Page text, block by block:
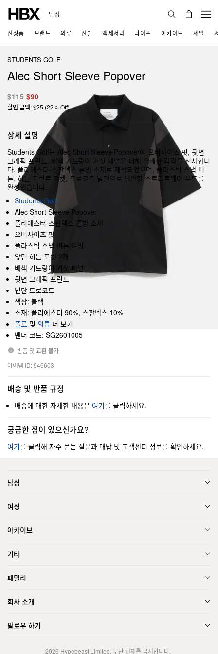
남성
신상품 브랜드 의류 신발 액세서리 라이프 아카이브 세일
STUDENTS GOLF
Alec Short Sleeve Popover
$115 $90
할인 금액: $25 (22% Off)
상세 설명
Students Golf는 Alec Short Sleeve Popover에 오버사이즈 핏, 뒷면
그래픽 프린트, 배색 겨드랑이 거싯 패널을 더해 유쾌한 감각을 선사합니
다. 폴리에스터-스판덱스 혼방 소재로 제작되었으며, 플라스틱 스냅 버
튼, 히든 프런트 포켓, 드로코드 밑단으로 편안한 스트리트웨어 무드를
완성했습니다.
Students Golf
Alec Short Sleeve Popover
폴리에스터-스판덱스 혼방 소재
오버사이즈 핏
플라스틱 스냅 버튼 여밈
앞면 히든 포켓 2개
배색 겨드랑이 거싯 패널
뒷면 그래픽 프린트
밑단 드로코드
색상: 블랙
소재: 폴리에스터 90%, 스판덱스 10%
폴로 및 의류 더 보기
벤더 코드: SG2601005
반품 및 교환 불가
아이템 ID: 946603
배송 및 반품 규정
배송에 대한 자세한 내용은 여기를 클릭하세요.
궁금한 점이 있으신가요?
여기를 클릭해 자주 묻는 질문과 대답 및 고객센터 정보를 확인하세요.
남성
여성
아카이브
기타
패밀리
회사 소개
팔로우 하기
2026 Hypebeast Limited. 무단 전재를 금지합니다.